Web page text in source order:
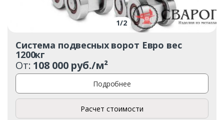
Заказать
Ваше имя*
1/2
Система подвесных ворот Евро вес
1200кг
От: 108 000 руб./м²
Подробнее
Расчет стоимости